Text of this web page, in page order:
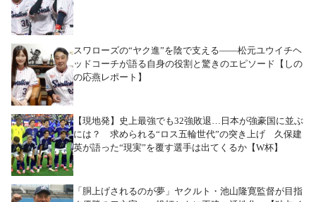
スワローズの“ヤク進”を陰で支える――松元ユウイチヘ
ッドコーチが語る自身の役割と驚きのエピソード【しの
の応燕レポート】
【現地発】史上最強でも32強敗退…日本が強豪国に並ぶ
には？ 求められる“ロス五輪世代”の突き上げ 久保建
英が語った“現実”を覆す選手は出てくるか【W杯】
「胴上げされるのが夢」ヤクルト・池山隆寛監督が目指